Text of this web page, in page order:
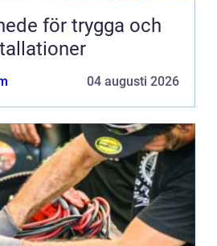
för trygga och
04 augusti 2026